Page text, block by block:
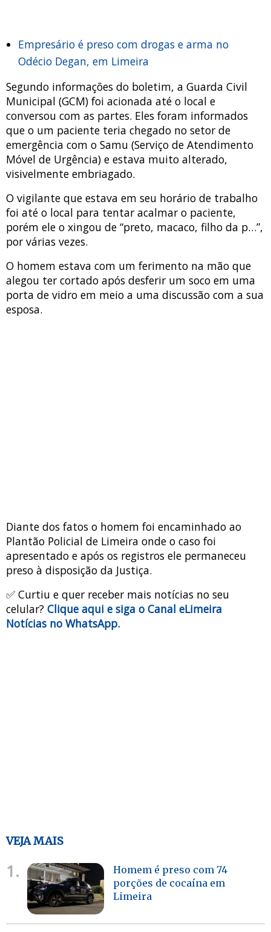
Empresário é preso com drogas e arma no
Odécio Degan, em Limeira
Segundo informações do boletim, a Guarda Civil
Municipal (GCM) foi acionada até o local e
conversou com as partes. Eles foram informados
que o um paciente teria chegado no setor de
emergência com o Samu (Serviço de Atendimento
Móvel de Urgência) e estava muito alterado,
visivelmente embriagado.
O vigilante que estava em seu horário de trabalho
foi até o local para tentar acalmar o paciente,
porém ele o xingou de “preto, macaco, filho da p…”,
por várias vezes.
O homem estava com um ferimento na mão que
alegou ter cortado após desferir um soco em uma
porta de vidro em meio a uma discussão com a sua
esposa.
Diante dos fatos o homem foi encaminhado ao
Plantão Policial de Limeira onde o caso foi
apresentado e após os registros ele permaneceu
preso à disposição da Justiça.
✅ Curtiu e quer receber mais notícias no seu
celular? Clique aqui e siga o Canal eLimeira
Notícias no WhatsApp.
VEJA MAIS
1.
Homem é preso com 74
porções de cocaína em
Limeira